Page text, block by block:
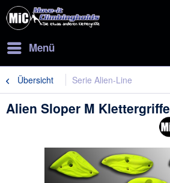
Menü
Übersicht Serie Alien-Line
Alien Sloper M Klettergriffe